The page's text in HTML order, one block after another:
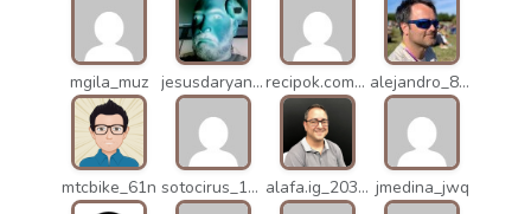
mgila_muz jesusdaryanani_mko recipok.com_n5u alejandro_8931
mtcbike_61n sotocirus_11872 alafa.ig_20338 jmedina_jwq